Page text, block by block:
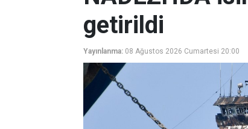
getirildi
Yayınlanma: 08 Ağustos 2026 Cumartesi 20:00